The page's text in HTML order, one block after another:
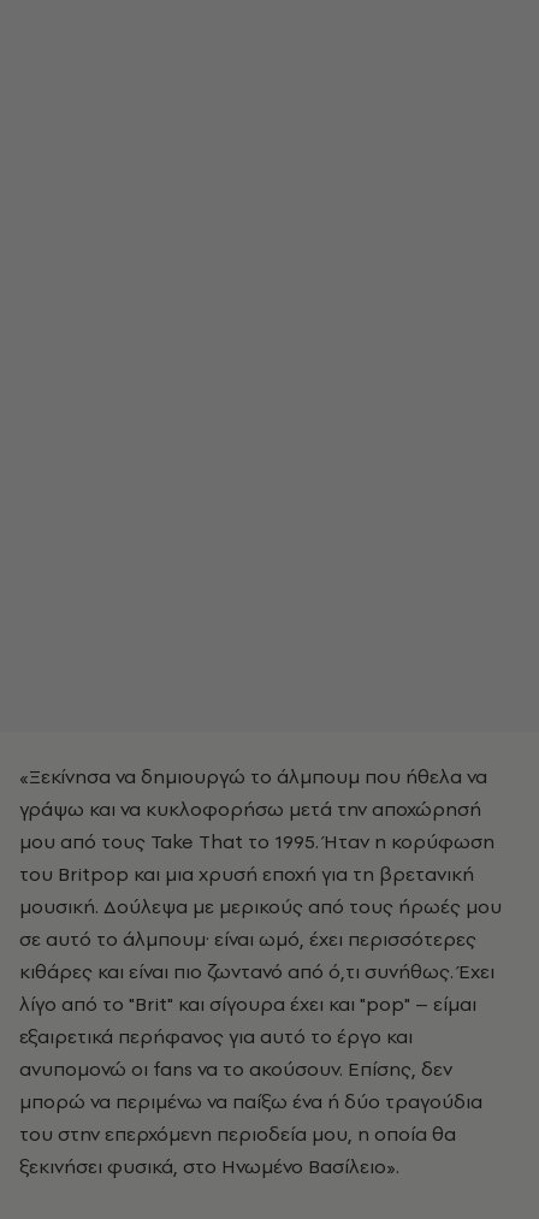
«Ξεκίνησα να δημιουργώ το άλμπουμ που ήθελα να
γράψω και να κυκλοφορήσω μετά την αποχώρησή
μου από τους Take That το 1995. Ήταν η κορύφωση
του Britpop και μια χρυσή εποχή για τη βρετανική
μουσική. Δούλεψα με μερικούς από τους ήρωές μου
σε αυτό το άλμπουμ· είναι ωμό, έχει περισσότερες
κιθάρες και είναι πιο ζωντανό από ό,τι συνήθως. Έχει
λίγο από το "Brit" και σίγουρα έχει και "pop" – είμαι
εξαιρετικά περήφανος για αυτό το έργο και
ανυπομονώ οι fans να το ακούσουν. Επίσης, δεν
μπορώ να περιμένω να παίξω ένα ή δύο τραγούδια
του στην επερχόμενη περιοδεία μου, η οποία θα
ξεκινήσει φυσικά, στο Ηνωμένο Βασίλειο».